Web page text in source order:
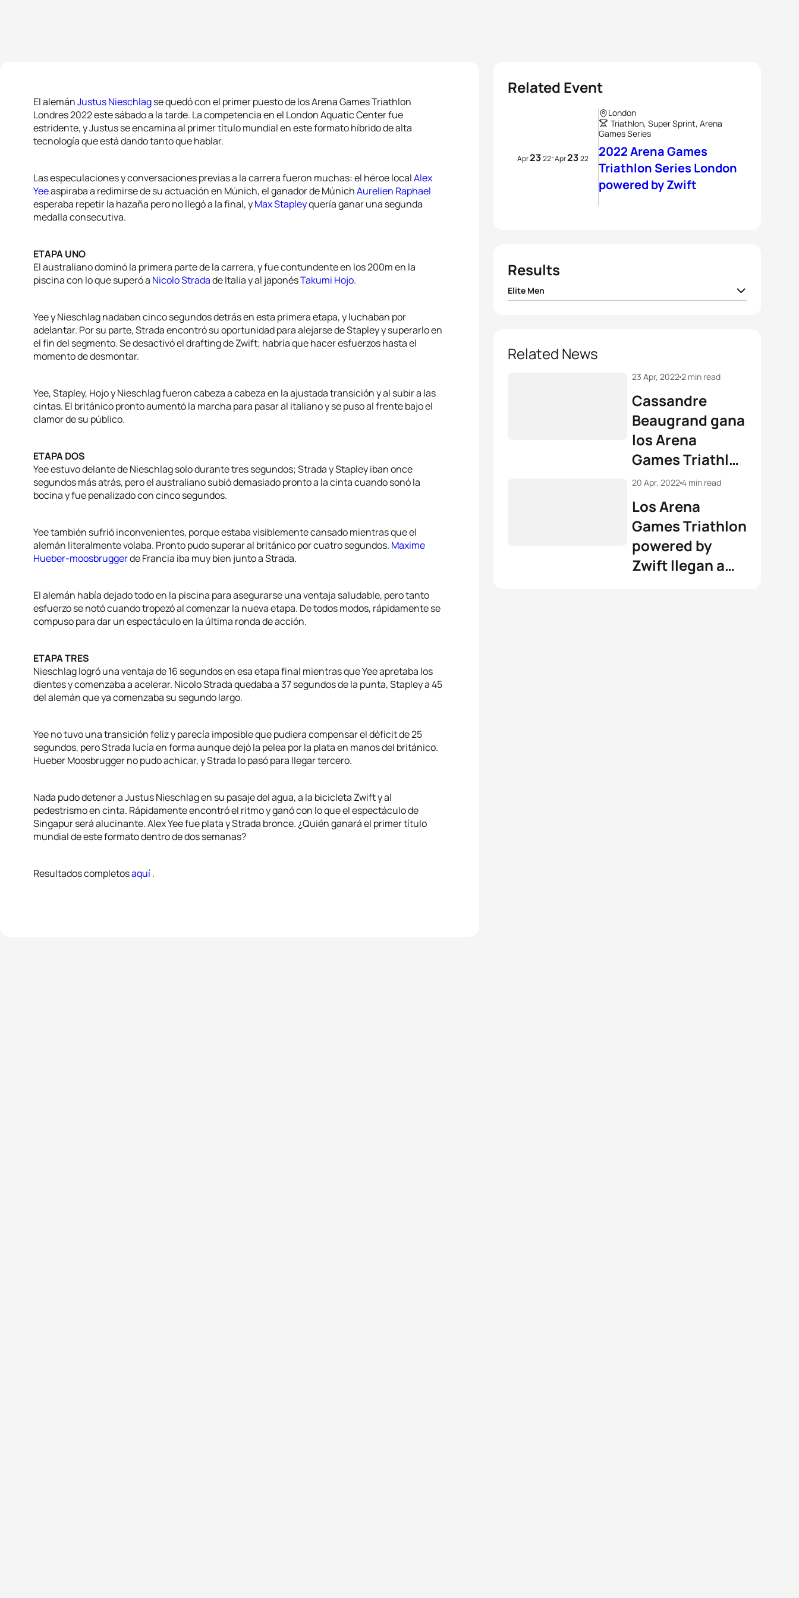
El alemánJustus Nieschlagse quedó con el primer puesto de los Arena Games Triathlon
Londres 2022 este sábado a la tarde. La competencia en el London Aquatic Center fue
estridente, y Justus se encamina al primer título mundial en este formato híbrido de alta
tecnología que está dando tanto que hablar.
Las especulaciones y conversaciones previas a la carrera fueron muchas: el héroe localAlex
Yeeaspiraba a redimirse de su actuación en Múnich, el ganador de MúnichAurelien Raphael
esperaba repetir la hazaña pero no llegó a la final, yMax Stapleyquería ganar una segunda
medalla consecutiva.
ETAPA UNO
El australiano dominó la primera parte de la carrera, y fue contundente en los 200m en la
piscina con lo que superó a Nicolo Stradade Italia y al japonésTakumi Hojo.
Yee y Nieschlag nadaban cinco segundos detrás en esta primera etapa, y luchaban por
adelantar. Por su parte, Strada encontró su oportunidad para alejarse de Stapley y superarlo en
el fin del segmento. Se desactivó el drafting de Zwift; habría que hacer esfuerzos hasta el
momento de desmontar.
Yee, Stapley, Hojo y Nieschlag fueron cabeza a cabeza en la ajustada transición y al subir a las
cintas. El británico pronto aumentó la marcha para pasar al italiano y se puso al frente bajo el
clamor de su público.
ETAPA DOS
Yee estuvo delante de Nieschlag solo durante tres segundos; Strada y Stapley iban once
segundos más atrás, pero el australiano subió demasiado pronto a la cinta cuando sonó la
bocina y fue penalizado con cinco segundos.
Yee también sufrió inconvenientes, porque estaba visiblemente cansado mientras que el
alemán literalmente volaba. Pronto pudo superar al británico por cuatro segundos. Maxime
Hueber-moosbruggerde Francia iba muy bien junto a Strada.
El alemán había dejado todo en la piscina para asegurarse una ventaja saludable, pero tanto
esfuerzo se notó cuando tropezó al comenzar la nueva etapa. De todos modos, rápidamente se
compuso para dar un espectáculo en la última ronda de acción.
ETAPA TRES
Nieschlag logró una ventaja de 16 segundos en esa etapa final mientras que Yee apretaba los
dientes y comenzaba a acelerar. Nicolo Strada quedaba a 37 segundos de la punta, Stapley a 45
del alemán que ya comenzaba su segundo largo.
Yee no tuvo una transición feliz y parecía imposible que pudiera compensar el déficit de 25
segundos, pero Strada lucía en forma aunque dejó la pelea por la plata en manos del británico.
Hueber Moosbrugger no pudo achicar, y Strada lo pasó para llegar tercero.
Nada pudo detener a Justus Nieschlag en su pasaje del agua, a la bicicleta Zwift y al
pedestrismo en cinta. Rápidamente encontró el ritmo y ganó con lo que el espectáculo de
Singapur será alucinante. Alex Yee fue plata y Strada bronce. ¿Quién ganará el primer título
mundial de este formato dentro de dos semanas?
Resultados completosaquí.
Related Event
Apr2322-Apr2322
London
Triathlon, Super Sprint, Arena
Games Series
2022 Arena Games
Triathlon Series London
powered by Zwift
Results
Elite Men
2Alex Yee
ITA 00:34:36
FRA 00:34:44
GER 00:34:52
Related News
Cassandre
Beaugrand gana
los Arena
Games Triathlon
en Londres
23 Apr, 20222 min read
Los Arena
Games Triathlon
powered by
Zwift llegan a
20 Apr, 20224 min read